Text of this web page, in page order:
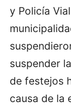
y Policía
suspender
de festejos
causa de la